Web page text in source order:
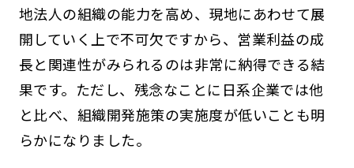
地法人の組織の能力を高め、現地にあわせて展
開していく上で不可欠ですから、営業利益の成
長と関連性がみられるのは非常に納得できる結
果です。ただし、残念なことに日系企業では他
と比べ、組織開発施策の実施度が低いことも明
らかになりました。